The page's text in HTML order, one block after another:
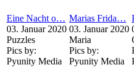
Eine Nacht o…
03. Januar 2020
Puzzles
Pics by:
Pyunity Media
Marias Frida…
03. Januar 2020
Maria
Pics by:
Pyunity Media